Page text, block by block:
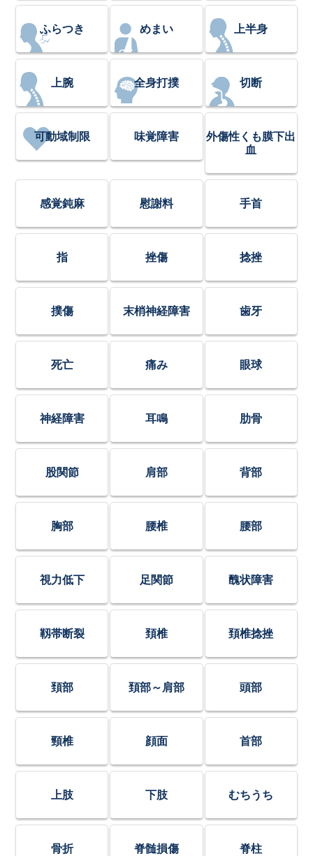
ふらつき めまい 上半身
上腕 全身打撲 切断
可動域制限 味覚障害
外傷性くも膜下出
血
感覚鈍麻 慰謝料 手首
指 挫傷 捻挫
撲傷 末梢神経障害 歯牙
死亡 痛み 眼球
神経障害 耳鳴 肋骨
股関節 肩部 背部
胸部 腰椎 腰部
視力低下 足関節 醜状障害
靱帯断裂 頚椎 頚椎捻挫
頚部 頚部～肩部 頭部
頸椎 顔面 首部
上肢 下肢 むちうち
骨折 脊髄損傷 脊柱